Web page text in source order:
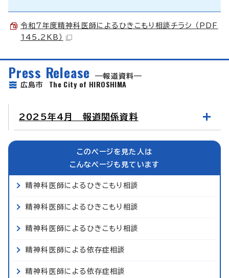
令和7年度精神科医師によるひきこもり相談チラシ （PDF
145.2KB）
Press Release
報道資料
広島市 The City of HIROSHIMA
2025年4月 報道関係資料
このページを見た人は
こんなページも見ています
精神科医師によるひきこもり相談
精神科医師によるひきこもり相談
精神科医師によるひきこもり相談
精神科医師による依存症相談
精神科医師による依存症相談